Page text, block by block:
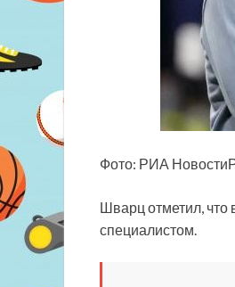
Фото: РИА
Шварц отметил, что
специалистом.